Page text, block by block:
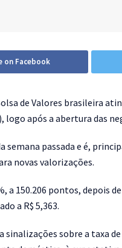
on Facebook
Bolsa de Valores brasileira
após a abertura das
semana passada e é,
novas valorizações.
a 150.206 pontos, depois
a R$ 5,363.
sobre a taxa